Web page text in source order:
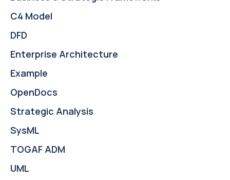
C4 Model
DFD
Enterprise Architecture
Example
OpenDocs
Strategic Analysis
SysML
TOGAF ADM
UML